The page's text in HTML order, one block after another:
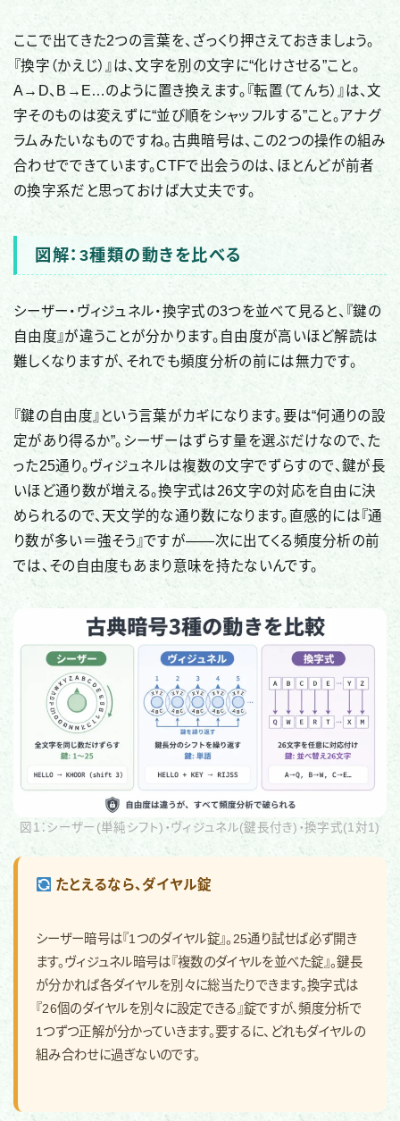
ここで出てきた2つの言葉を、ざっくり押さえておきましょう。
『換字（かえじ）』は、文字を別の文字に“化けさせる”こと。
A→D、B→E…のように置き換えます。『転置（てんち）』は、文
字そのものは変えずに“並び順をシャッフルする”こと。アナグ
ラムみたいなものですね。古典暗号は、この2つの操作の組み
合わせでできています。CTFで出会うのは、ほとんどが前者
の換字系だと思っておけば大丈夫です。
図解：3種類の動きを比べる
シーザー・ヴィジュネル・換字式の3つを並べて見ると、『鍵の
自由度』が違うことが分かります。自由度が高いほど解読は
難しくなりますが、それでも頻度分析の前には無力です。
『鍵の自由度』という言葉がカギになります。要は“何通りの設
定があり得るか”。シーザーはずらす量を選ぶだけなので、た
った25通り。ヴィジュネルは複数の文字でずらすので、鍵が長
いほど通り数が増える。換字式は26文字の対応を自由に決
められるので、天文学的な通り数になります。直感的には『通
り数が多い＝強そう』ですが——次に出てくる頻度分析の前
では、その自由度もあまり意味を持たないんです。
図1：シーザー(単純シフト)・ヴィジュネル(鍵長付き)・換字式(1対1)
たとえるなら、ダイヤル錠
シーザー暗号は『1つのダイヤル錠』。25通り試せば必ず開き
ます。ヴィジュネル暗号は『複数のダイヤルを並べた錠』。鍵長
が分かれば各ダイヤルを別々に総当たりできます。換字式は
『26個のダイヤルを別々に設定できる』錠ですが、頻度分析で
1つずつ正解が分かっていきます。要するに、どれもダイヤルの
組み合わせに過ぎないのです。